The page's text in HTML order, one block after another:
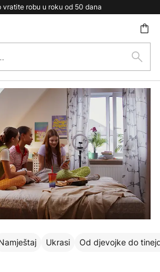
dostava za kupnju iznad 69 €
traži
Ukrasi Od djevojke do